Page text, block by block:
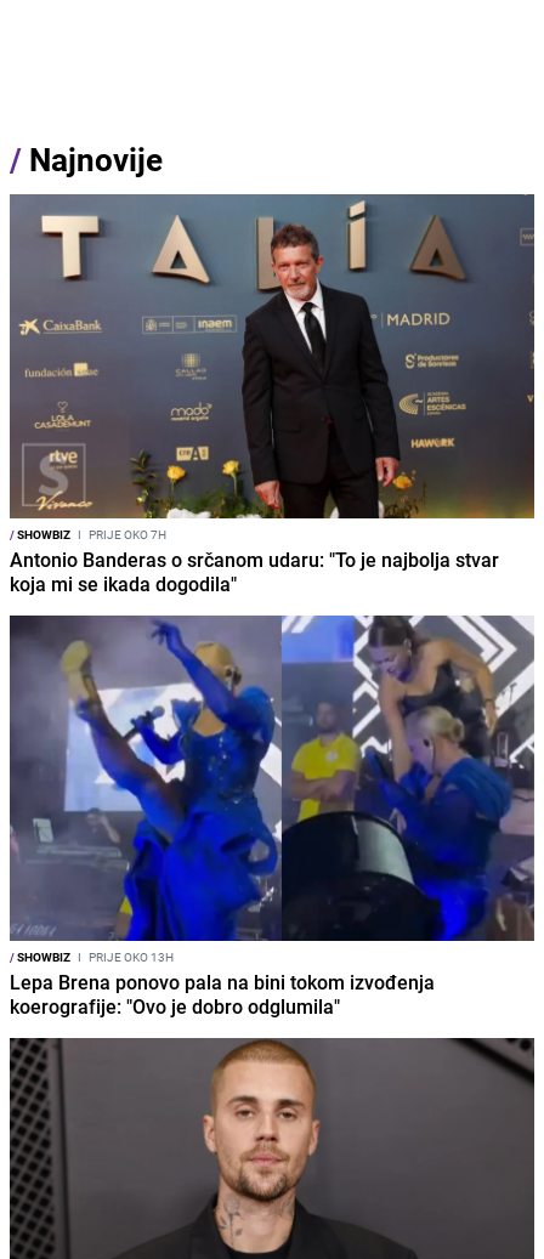
/ Najnovije
/SHOWBIZ I PRIJE OKO 7H
Antonio Banderas o srčanom udaru: "To je najbolja stvar
koja mi se ikada dogodila"
/SHOWBIZ I PRIJE OKO 13H
Lepa Brena ponovo pala na bini tokom izvođenja
koerografije: "Ovo je dobro odglumila"